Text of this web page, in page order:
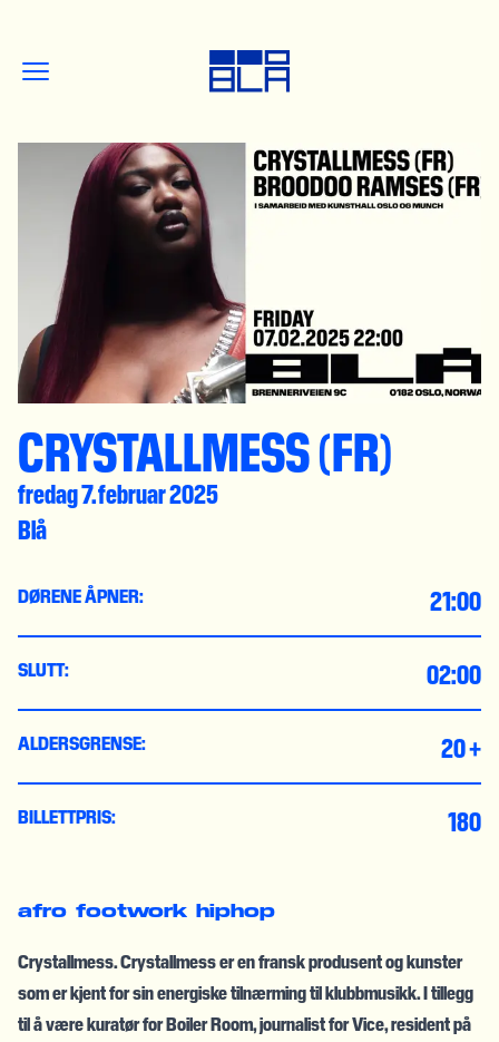
CRYSTALLMESS (FR)
fredag 7. februar 2025
Blå
DØRENE ÅPNER: 21:00
SLUTT: 02:00
ALDERSGRENSE: 20 +
BILLETTPRIS: 180
afro footwork hiphop
Crystallmess. Crystallmess er en fransk produsent og kunster
som er kjent for sin energiske tilnærming til klubbmusikk. I tillegg
til å være kuratør for Boiler Room, journalist for Vice, resident på